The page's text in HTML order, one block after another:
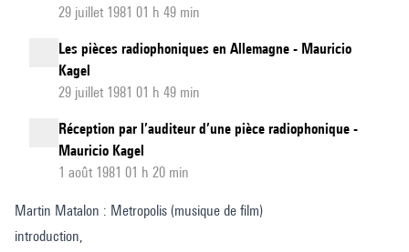
29 juillet 1981 01 h 49 min
Les pièces radiophoniques en Allemagne - Mauricio
Kagel
29 juillet 1981 01 h 49 min
Réception par l’auditeur d’une pièce radiophonique -
Mauricio Kagel
1 août 1981 01 h 20 min
Martin Matalon : Metropolis (musique de film)
introduction,